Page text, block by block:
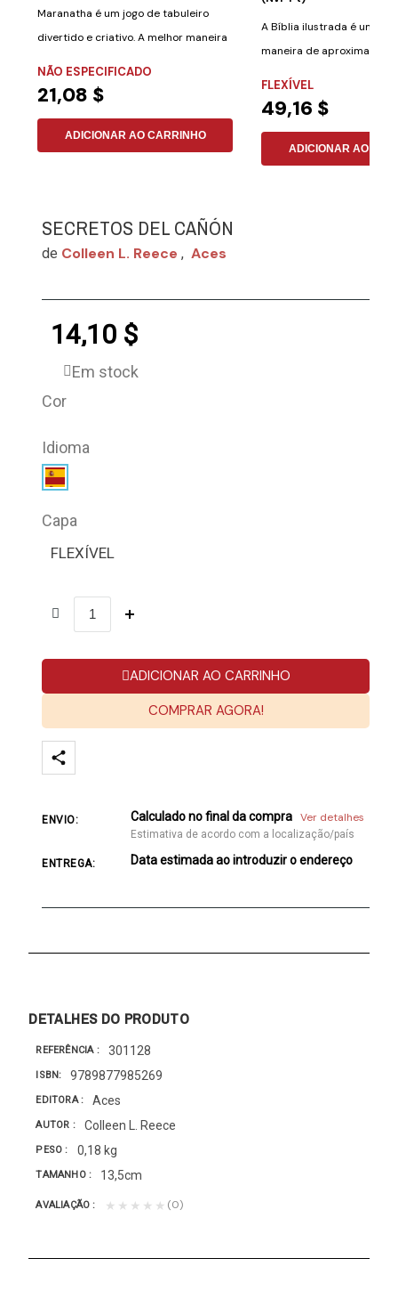
Maranatha é um jogo de tabuleiro
divertido e criativo. A melhor maneira
NÃO ESPECIFICADO
21,08 $
ADICIONAR AO CARRINHO
A Bíblia ilustrada é uma
maneira de aproximar
adultos de um...
FLEXÍVEL
49,16 $
ADICIONAR AO
SECRETOS DEL CAÑÓN
de Colleen L. Reece , Aces
14,10 $
Em stock
Cor
Idioma
Capa
FLEXÍVEL
ADICIONAR AO CARRINHO
COMPRAR AGORA!
ENVIO: Calculado no final da compra Ver detalhes
Estimativa de acordo com a localização/país
ENTREGA: Data estimada ao introduzir o endereço
DETALHES DO PRODUTO
REFERÊNCIA 301128
ISBN 9789877985269
EDITORA Aces
AUTOR Colleen L. Reece
PESO 0,18 kg
TAMANHO 13,5cm
AVALIAÇÃO ★★★★★ (0)